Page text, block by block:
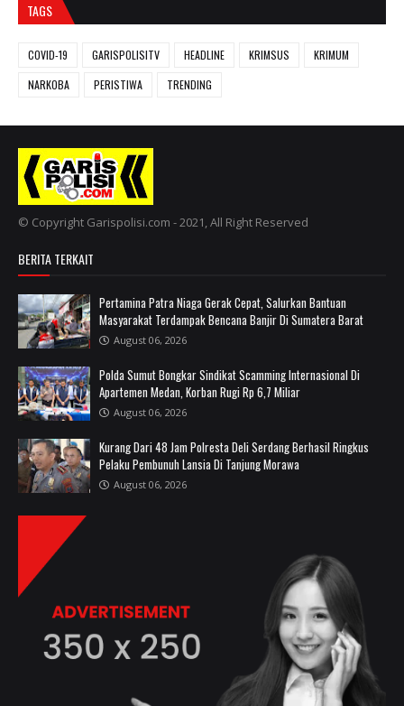
TAGS
COVID-19 GARISPOLISITV HEADLINE KRIMSUS
KRIMUM
NARKOBA
PERISTIWA TRENDING
© Copyright Garispolisi.com - 2021, All Right Reserved
BERITA TERKAIT
Pertamina Patra Niaga Gerak Cepat, Salurkan Bantuan
Masyarakat Terdampak Bencana Banjir Di Sumatera Barat
August 06, 2026
Polda Sumut Bongkar Sindikat Scamming Internasional Di
Apartemen Medan, Korban Rugi Rp 6,7 Miliar
August 06, 2026
Kurang Dari 48 Jam Polresta Deli Serdang Berhasil Ringkus
Pelaku Pembunuh Lansia Di Tanjung Morawa
August 06, 2026